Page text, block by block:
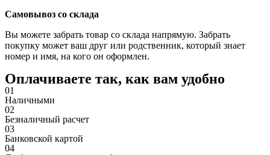
Самовывоз со склада
Вы можете забрать товар со склада напрямую. Забрать
покупку может ваш друг или родственник, который знает
номер и имя, на кого он оформлен.
Оплачиваете так, как вам удобно
01
Наличными
02
Безналичный расчет
03
Банковской картой
04